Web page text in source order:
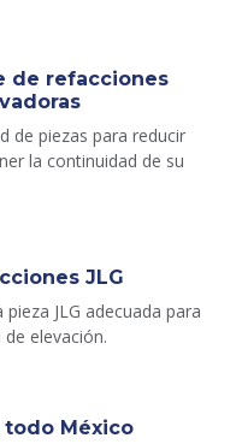
de refacciones
de piezas para reducir
la continuidad de su
JLG
JLG adecuada para
elevación.
todo México